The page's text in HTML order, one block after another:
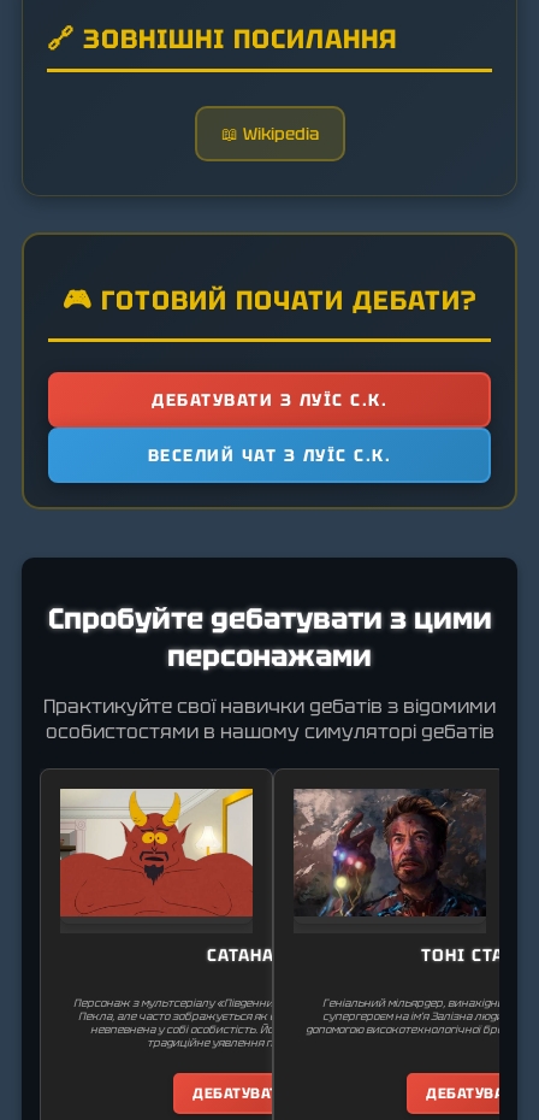
🔗 ЗОВНІШНІ ПОСИЛАННЯ
📖 Wikipedia
🎮 ГОТОВИЙ ПОЧАТИ ДЕБАТИ?
ДЕБАТУВАТИ З ЛУЇС С.К.
ВЕСЕЛИЙ ЧАТ З ЛУЇС С.К.
Спробуйте дебатувати з цими
персонажами
Практикуйте свої навички дебатів з відомими
особистостями в нашому симуляторі дебатів
САТАНА
Персонаж з мультсеріалу «Південний Парк». Він є володарем
Пекла, але часто зображується як емоційно нестабільна та
невпевнена у собі особистість. Його образ є сатирою на
традиційне уявлення про диявола.
ДЕБАТУВАТИ
ТОНІ СТАРК
Геніальний мільярдер, винахідник і
супергероєм на ім’я Залізна людина.
допомогою високотехнологічної броні
ДЕБАТУВАТИ